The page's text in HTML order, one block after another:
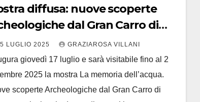
diffusa: nuove scoperte
dal Gran Carro di
LUGLIO 2025 GRAZIAROSA VILLANI
giovedì 17 luglio e sarà visitabile fino al 2
2025 la mostra La memoria dell’acqua.
scoperte Archeologiche dal Gran Carro di